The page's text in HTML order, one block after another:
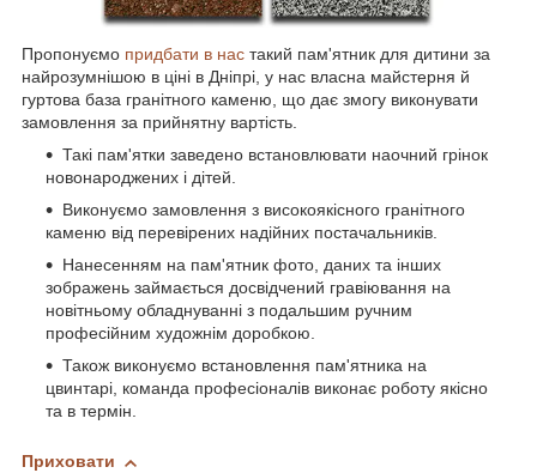
Пропонуємо придбати в нас такий пам'ятник для дитини за
найрозумнішою в ціні в Дніпрі, у нас власна майстерня й
гуртова база гранітного каменю, що дає змогу виконувати
замовлення за прийнятну вартість.
Такі пам'ятки заведено встановлювати наочний грінок
новонароджених і дітей.
Виконуємо замовлення з високоякісного гранітного
каменю від перевірених надійних постачальників.
Нанесенням на пам'ятник фото, даних та інших
зображень займається досвідчений гравіювання на
новітньому обладнуванні з подальшим ручним
професійним художнім доробкою.
Також виконуємо встановлення пам'ятника на
цвинтарі, команда професіоналів виконає роботу якісно
та в термін.
Приховати